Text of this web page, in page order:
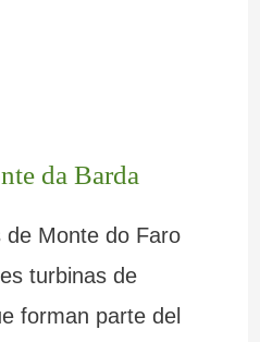
da Barda
de Monte do Faro
turbinas de
forman parte del